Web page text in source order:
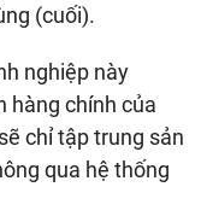
(cuối).
nghiệp này
hàng chính của
chỉ tập trung sản
qua hệ thống